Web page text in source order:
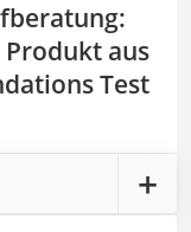
:
Produkt aus
Test